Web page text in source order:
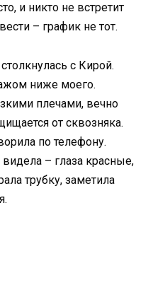
и никто не встретит
– график не тот.
с Кирой.
ниже моего.
плечами, вечно
от сквозняка.
по телефону.
– глаза красные,
трубку, заметила